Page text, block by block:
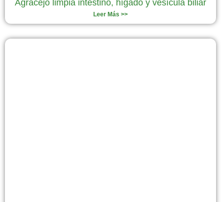
Agracejo limpia intestino, hígado y vesícula biliar
Leer Más >>